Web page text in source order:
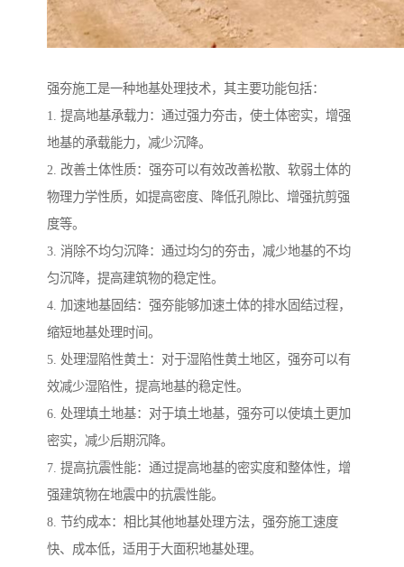
强夯施工是一种地基处理技术，其主要功能包括：
1. 提高地基承载力：通过强力夯击，使土体密实，增强
地基的承载能力，减少沉降。
2. 改善土体性质：强夯可以有效改善松散、软弱土体的
物理力学性质，如提高密度、降低孔隙比、增强抗剪强
度等。
3. 消除不均匀沉降：通过均匀的夯击，减少地基的不均
匀沉降，提高建筑物的稳定性。
4. 加速地基固结：强夯能够加速土体的排水固结过程，
缩短地基处理时间。
5. 处理湿陷性黄土：对于湿陷性黄土地区，强夯可以有
效减少湿陷性，提高地基的稳定性。
6. 处理填土地基：对于填土地基，强夯可以使填土更加
密实，减少后期沉降。
7. 提高抗震性能：通过提高地基的密实度和整体性，增
强建筑物在地震中的抗震性能。
8. 节约成本：相比其他地基处理方法，强夯施工速度
快、成本低，适用于大面积地基处理。